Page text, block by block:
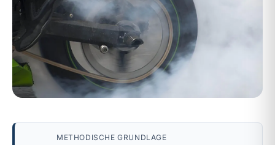
METHODISCHE GRUNDLAGE